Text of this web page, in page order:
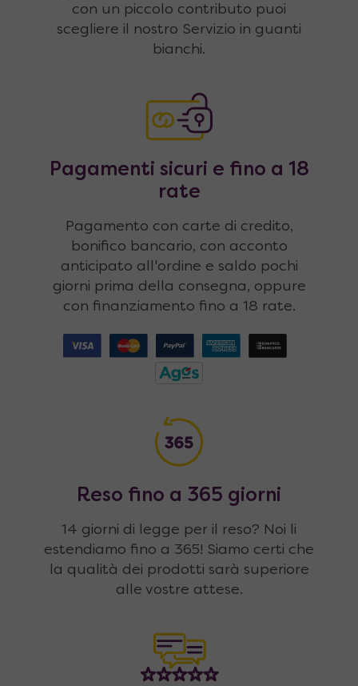
con un piccolo contributo puoi
scegliere il nostro Servizio in guanti
bianchi.
Pagamenti sicuri e fino a 18
rate
Pagamento con carte di credito,
bonifico bancario, con acconto
anticipato all'ordine e saldo pochi
giorni prima della consegna, oppure
con finanziamento fino a 18 rate.
Reso fino a 365 giorni
14 giorni di legge per il reso? Noi li
estendiamo fino a 365! Siamo certi che
la qualità dei prodotti sarà superiore
alle vostre attese.